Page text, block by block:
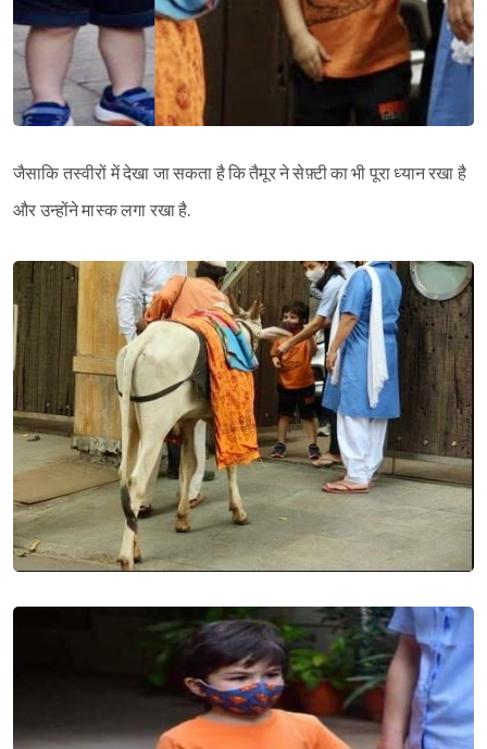
Sign in
जैसाकि तस्वीरों में देखा जा सकता है कि तैमूर ने सेफ़्टी का भी पूरा ध्यान रखा है
और उन्होंने मास्क लगा रखा है.